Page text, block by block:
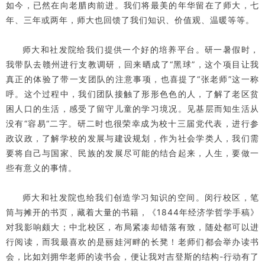
如今，已然在向老腊肉前进。我们将最美的年华留在了师大，七
年、三年或两年，师大也回馈了我们知识、价值观、温暖等等。
师大和社发院给我们提供一个好的培养平台。研一暑假时，
我带队去赣州进行支教调研，回来晒成了“黑球”，这个项目让我
真正的体验了带一支团队的注意事项，也喜提了“张老师”这一称
呼。这个过程中，我们团队接触了形形色色的人，了解了老区贫
困人口的生活，感受了留守儿童的学习境况。见基层而知生活从
没有“容易“二字。研二时也很荣幸成为校十三届党代表，进行参
政议政，了解学校的发展与建设规划，作为社会学类人，我们需
要将自己与国家、民族的发展尽可能的结合起来，人生，要做一
些有意义的事情。
师大和社发院也给我们创造学习知识的空间。闵行校区，笔
筒与摊开的书页，藏着大量的书籍，《1844年经济学哲学手稿》
对我影响颇大；中北校区，布局紧凑却错落有致，随处都可以进
行阅读，而我最喜欢的是丽娃河畔的长凳！老师们都会举办读书
会，比如刘拥华老师的读书会，便让我对吉登斯的结构-行动有了